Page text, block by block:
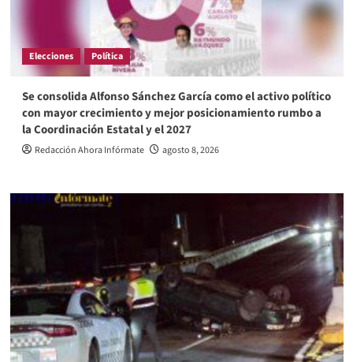
Elecciones Política
Se consolida Alfonso Sánchez García como el activo político
con mayor crecimiento y mejor posicionamiento rumbo a
la Coordinación Estatal y el 2027
Redacción Ahora Infórmate agosto 8, 2026